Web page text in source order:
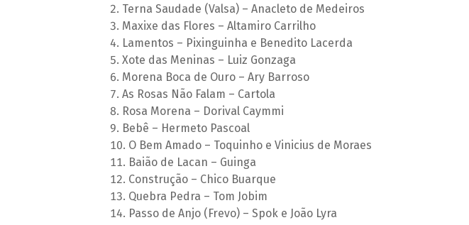
Terna Saudade (Valsa) – Anacleto de Medeiros
Maxixe das Flores – Altamiro Carrilho
Lamentos – Pixinguinha e Benedito Lacerda
Xote das Meninas – Luiz Gonzaga
Morena Boca de Ouro – Ary Barroso
As Rosas Não Falam – Cartola
Rosa Morena – Dorival Caymmi
Bebê – Hermeto Pascoal
O Bem Amado – Toquinho e Vinicius de Moraes
Baião de Lacan – Guinga
Construção – Chico Buarque
Quebra Pedra – Tom Jobim
Passo de Anjo (Frevo) – Spok e João Lyra